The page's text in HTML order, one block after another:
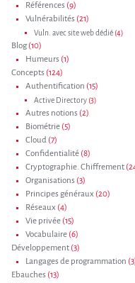
Références (9)
Vulnérabilités (21)
Vuln. avec site web dédié (4)
Blog(10)
Humeurs (1)
Concepts (124)
Authentification (15)
Active Directory (3)
Autres notions (2)
Biométrie (5)
Cloud (7)
Confidentialité (8)
Cryptographie. Chiffrement
Organisations (3)
Principes généraux (20)
Réseaux (4)
Vie privée (15)
Vocabulaire (6)
Développement (3)
Langages de programmation
Ebauches (13)